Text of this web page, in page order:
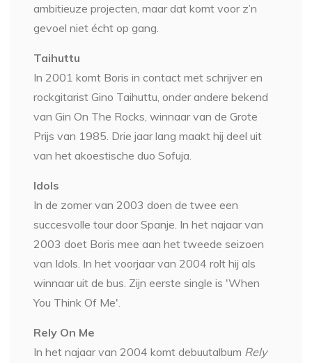
ambitieuze projecten, maar dat komt voor z’n
gevoel niet écht op gang.
Taihuttu
In 2001 komt Boris in contact met schrijver en
rockgitarist Gino Taihuttu, onder andere bekend
van Gin On The Rocks, winnaar van de Grote
Prijs van 1985. Drie jaar lang maakt hij deel uit
van het akoestische duo Sofuja.
Idols
In de zomer van 2003 doen de twee een
succesvolle tour door Spanje. In het najaar van
2003 doet Boris mee aan het tweede seizoen
van Idols. In het voorjaar van 2004 rolt hij als
winnaar uit de bus. Zijn eerste single is 'When
You Think Of Me'.
Rely On Me
In het najaar van 2004 komt debuutalbum Rely